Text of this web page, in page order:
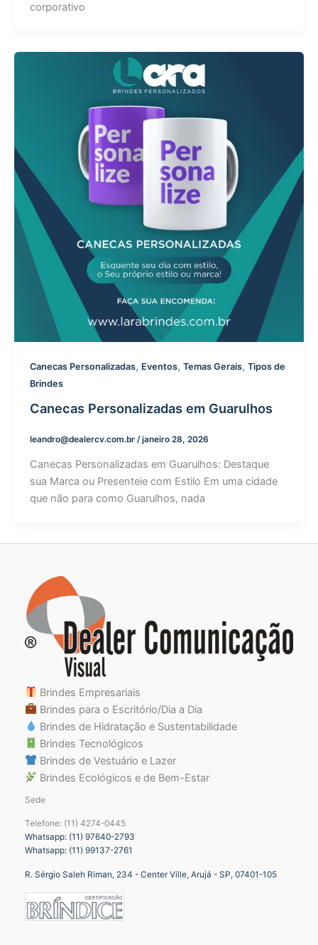
corporativo
Canecas Personalizadas, Eventos, Temas Gerais, Tipos de
Brindes
Canecas Personalizadas em Guarulhos
leandro@dealercv.com.br /janeiro 28, 2026
Canecas Personalizadas em Guarulhos: Destaque
sua Marca ou Presenteie com Estilo Em uma cidade
que não para como Guarulhos, nada
Brindes Empresariais
Brindes para o Escritório/Dia a Dia
Brindes de Hidratação e Sustentabilidade
Brindes Tecnológicos
Brindes de Vestuário e Lazer
Brindes Ecológicos e de Bem-Estar
Sede
Telefone: (11) 4274-0445
Whatsapp: (11) 97640-2793
Whatsapp: (11) 99137-2761
R. Sérgio Saleh Riman, 234 - Center Ville, Arujá - SP, 07401-105